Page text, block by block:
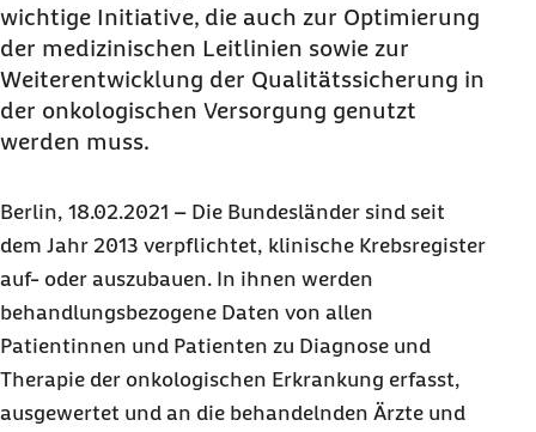
wichtige Initiative, die auch zur Optimierung
der medizinischen Leitlinien sowie zur
Weiterentwicklung der Qualitätssicherung in
der onkologischen Versorgung genutzt
werden muss.
Berlin, 18.02.2021 – Die Bundesländer sind seit
dem Jahr 2013 verpflichtet, klinische Krebsregister
auf- oder auszubauen. In ihnen werden
behandlungsbezogene Daten von allen
Patientinnen und Patienten zu Diagnose und
Therapie der onkologischen Erkrankung erfasst,
ausgewertet und an die behandelnden Ärzte und